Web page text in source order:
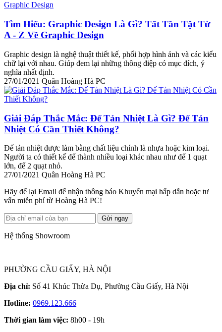
Tìm Hiểu: Graphic Design Là Gì? Tất Tần Tật Từ
A - Z Về Graphic Design
Graphic design là nghệ thuật thiết kế, phối hợp hình ảnh và các kiểu
chữ lại với nhau. Giúp đem lại những thông điệp có mục đích, ý
nghĩa nhất định.
27/01/2021 Quân Hoàng Hà PC
Giải Đáp Thắc Mắc: Đế Tản Nhiệt Là Gì? Đế Tản
Nhiệt Có Cần Thiết Không?
Đế tản nhiệt được làm bằng chất liệu chính là nhựa hoặc kim loại.
Người ta có thiết kế đế thành nhiều loại khác nhau như đế 1 quạt
lớn, đế 2 quạt nhỏ.
27/01/2021 Quân Hoàng Hà PC
Hãy để lại Email để nhận thông báo Khuyến mại hấp dẫn hoặc tư
vấn miễn phí từ Hoàng Hà PC!
Gửi ngay
Hệ thống Showroom
PHƯỜNG CẦU GIẤY, HÀ NỘI
Địa chỉ: Số 41 Khúc Thừa Dụ, Phường Cầu Giấy, Hà Nội
Hotline: 0969.123.666
Thời gian làm việc: 8h00 - 19h